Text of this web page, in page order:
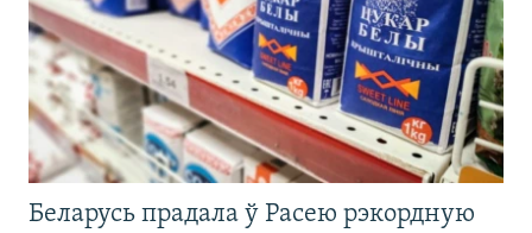
Беларусь прадала ў Расею рэкордную